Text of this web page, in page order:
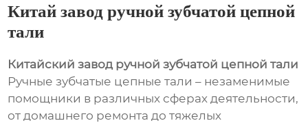
Китай завод ручной зубчатой цепной
тали
Китайский завод ручной зубчатой цепной тали
Ручные зубчатые цепные тали – незаменимые
помощники в различных сферах деятельности,
от домашнего ремонта до тяжелых